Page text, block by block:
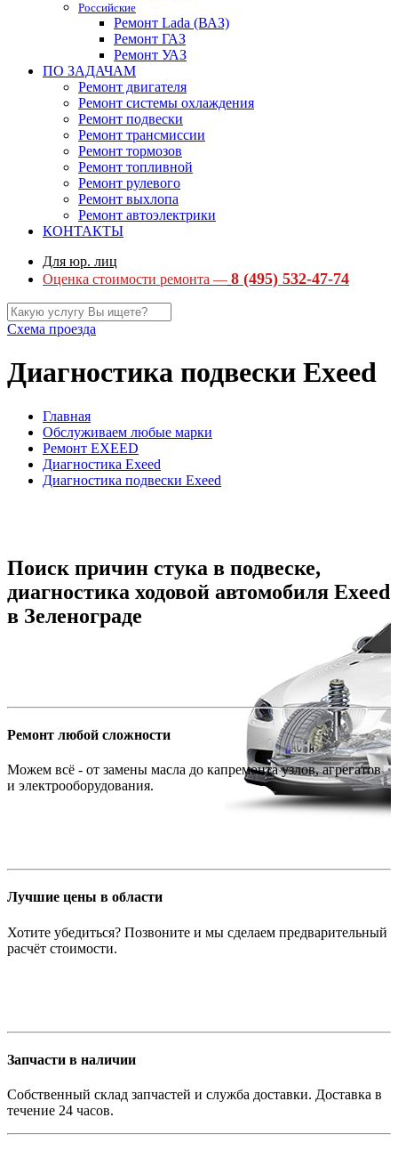
Российские
Ремонт Lada (ВАЗ)
Ремонт ГАЗ
Ремонт УАЗ
ПО ЗАДАЧАМ
Ремонт двигателя
Ремонт системы охлаждения
Ремонт подвески
Ремонт трансмиссии
Ремонт тормозов
Ремонт топливной
Ремонт рулевого
Ремонт выхлопа
Ремонт автоэлектрики
КОНТАКТЫ
Для юр. лиц
Оценка стоимости ремонта — 8 (495) 532-47-74
Схема проезда
Диагностика подвески Exeed
Главная
Обслуживаем любые марки
Ремонт EXEED
Диагностика Exeed
Диагностика подвески Exeed
Поиск причин стука в подвеске,
диагностика ходовой автомобиля Exeed
в Зеленограде
Ремонт любой сложности
Можем всё - от замены масла до капремонта узлов, агрегатов
и электрооборудования.
Лучшие цены в области
Хотите убедиться? Позвоните и мы сделаем предварительный
расчёт стоимости.
Запчасти в наличии
Собственный склад запчастей и служба доставки. Доставка в
течение 24 часов.